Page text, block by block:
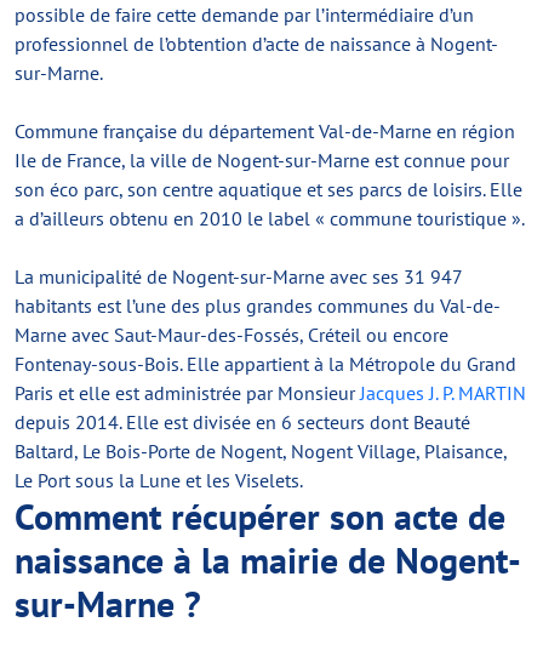
possible de faire cette demande par l’intermédiaire d’un
professionnel de l’obtention d’acte de naissance à Nogent-
sur-Marne.
Commune française du département Val-de-Marne en région
Ile de France, la ville de Nogent-sur-Marne est connue pour
son éco parc, son centre aquatique et ses parcs de loisirs. Elle
a d’ailleurs obtenu en 2010 le label « commune touristique ».
La municipalité de Nogent-sur-Marne avec ses 31 947
habitants est l’une des plus grandes communes du Val-de-
Marne avec Saut-Maur-des-Fossés, Créteil ou encore
Fontenay-sous-Bois. Elle appartient à la Métropole du Grand
Paris et elle est administrée par MonsieurJacques J. P. MARTIN
depuis 2014. Elle est divisée en 6 secteurs dont Beauté
Baltard, Le Bois-Porte de Nogent, Nogent Village, Plaisance,
Le Port sous la Lune et les Viselets.
Comment récupérer son acte de
naissance à la mairie de Nogent-
sur-Marne ?